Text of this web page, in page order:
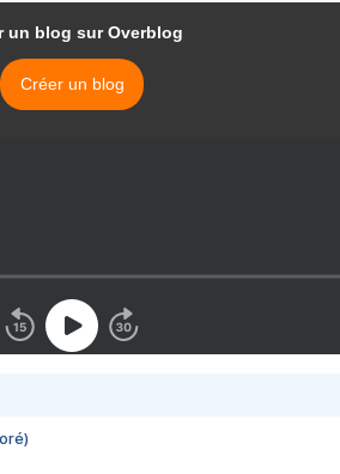
un blog sur Overblog
Créer un blog